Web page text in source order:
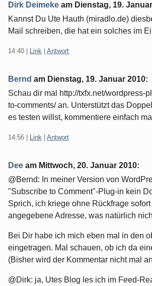
Dirk Deimeke am Dienstag, 19.
Kannst Du Ute Hauth (miradlo.de)
Mail schreiben, die hat ein solches im
14:40 Link Antwort
Bernd am Dienstag, 19. Januar 2010:
Schau dir mal http://txfx.net/wordpress-
to-comments/ an. Unterstützt das
es testen willst, kommentiere einfach
14:56 Link Antwort
Dee am Mittwoch, 20. Januar 2010:
@Bernd: In meiner Version von
"Subscribe to Comment"-Plug-in kein
Sprich, ich kriege ohne Rückfrage
angegebene Adresse, was natürlich
Bei Dir habe ich mich eben mal in den
eingetragen. Mal schauen, ob ich da
(Bisher wird der Kommentar nicht mal
@Dirk: ja, Utes Blog les ich im Feed-